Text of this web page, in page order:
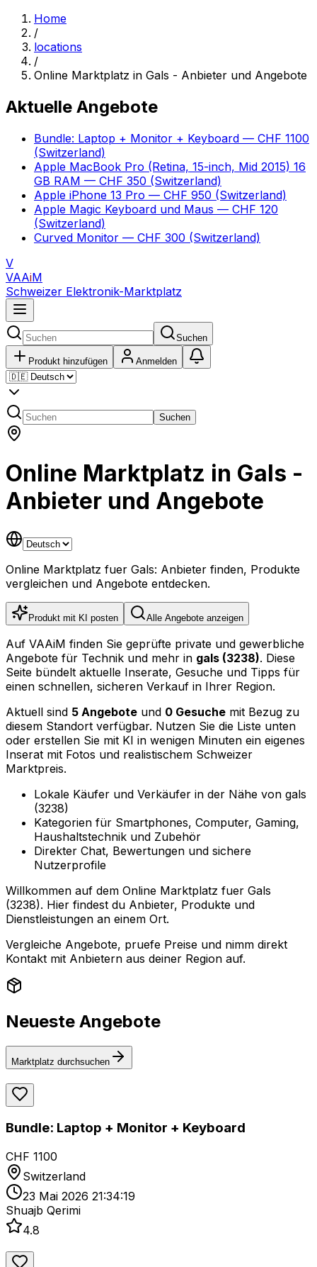
Home
/
locations
/
Online Marktplatz in Gals - Anbieter und Angebote
Aktuelle Angebote
Bundle: Laptop + Monitor + Keyboard — CHF 1100
(Switzerland)
Apple MacBook Pro (Retina, 15-inch, Mid 2015) 16
GB RAM — CHF 350 (Switzerland)
Apple iPhone 13 Pro — CHF 950 (Switzerland)
Apple Magic Keyboard und Maus — CHF 120
(Switzerland)
Curved Monitor — CHF 300 (Switzerland)
V
VAAiM
Schweizer Elektronik-Marktplatz
Suchen
Produkt hinzufügen Anmelden
Suchen
Online Marktplatz in Gals -
Anbieter und Angebote
Online Marktplatz fuer Gals: Anbieter finden, Produkte
vergleichen und Angebote entdecken.
Produkt mit KI posten Alle Angebote anzeigen
Auf VAAiM finden Sie geprüfte private und gewerbliche
Angebote für Technik und mehr in gals (3238). Diese
Seite bündelt aktuelle Inserate, Gesuche und Tipps für
einen schnellen, sicheren Verkauf in Ihrer Region.
Aktuell sind 5 Angebote und 0 Gesuche mit Bezug zu
diesem Standort verfügbar. Nutzen Sie die Liste unten
oder erstellen Sie mit KI in wenigen Minuten ein eigenes
Inserat mit Fotos und realistischem Schweizer
Marktpreis.
Lokale Käufer und Verkäufer in der Nähe von gals
(3238)
Kategorien für Smartphones, Computer, Gaming,
Haushaltstechnik und Zubehör
Direkter Chat, Bewertungen und sichere
Nutzerprofile
Willkommen auf dem Online Marktplatz fuer Gals
(3238). Hier findest du Anbieter, Produkte und
Dienstleistungen an einem Ort.
Vergleiche Angebote, pruefe Preise und nimm direkt
Kontakt mit Anbietern aus deiner Region auf.
Neueste Angebote
Marktplatz durchsuchen
Bundle: Laptop + Monitor + Keyboard
CHF 1100
Switzerland
23 Mai 2026 21:34:19
Shuajb Qerimi
4.8